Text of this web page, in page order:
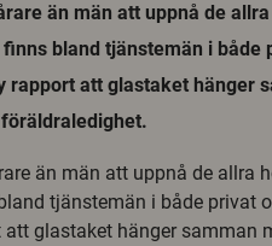
än män att uppnå de
bland tjänstemän i både
rapport att glastaket hänger
än män att uppnå de allra
tjänstemän i både privat
att glastaket hänger samman